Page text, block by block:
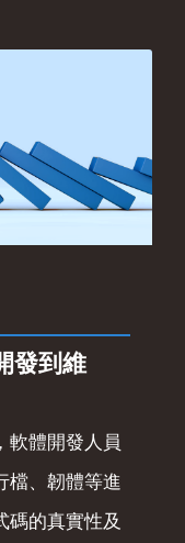
發到維
軟體開發人員
檔、韌體等進
碼的真實性及